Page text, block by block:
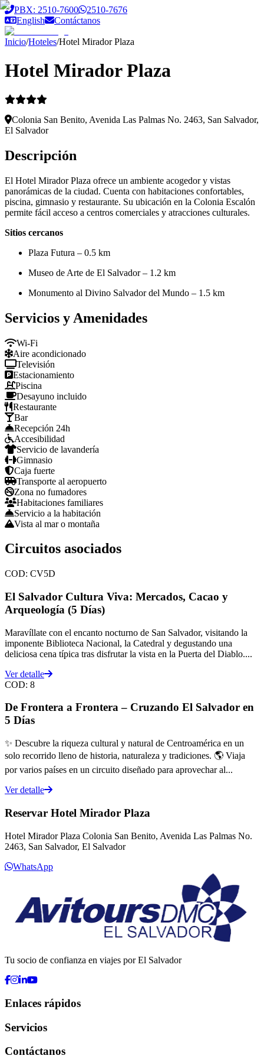
Saltar al contenido principal
PBX: 2510-7600
2510-7676
English
Contáctanos
Inicio/Hoteles/Hotel Mirador Plaza
Hotel Mirador Plaza
Colonia San Benito, Avenida Las Palmas No. 2463, San Salvador,
El Salvador
Descripción
El Hotel Mirador Plaza ofrece un ambiente acogedor y vistas
panorámicas de la ciudad. Cuenta con habitaciones confortables,
piscina, gimnasio y restaurante. Su ubicación en la Colonia Escalón
permite fácil acceso a centros comerciales y atracciones culturales.
Sitios cercanos
Plaza Futura – 0.5 km
Museo de Arte de El Salvador – 1.2 km
Monumento al Divino Salvador del Mundo – 1.5 km
Servicios y Amenidades
Wi-Fi
Aire acondicionado
Televisión
Estacionamiento
Piscina
Desayuno incluido
Restaurante
Bar
Recepción 24h
Accesibilidad
Servicio de lavandería
Gimnasio
Caja fuerte
Transporte al aeropuerto
Zona no fumadores
Habitaciones familiares
Servicio a la habitación
Vista al mar o montaña
Circuitos asociados
COD: CV5D
El Salvador Cultura Viva: Mercados, Cacao y
Arqueología (5 Días)
Maravíllate con el encanto nocturno de San Salvador, visitando la
imponente Biblioteca Nacional, la Catedral y degustando una
deliciosa cena típica tras disfrutar la vista en la Puerta del Diablo....
Ver detalle
COD: 8
De Frontera a Frontera – Cruzando El Salvador en
5 Días
✨ Descubre la riqueza cultural y natural de Centroamérica en un
solo recorrido lleno de historia, naturaleza y tradiciones. 🌎 Viaja
por varios países en un circuito diseñado para aprovechar al...
Ver detalle
Reservar Hotel Mirador Plaza
Hotel Mirador Plaza Colonia San Benito, Avenida Las Palmas No.
2463, San Salvador, El Salvador
WhatsApp
Tu socio de confianza en viajes por El Salvador
Enlaces rápidos
Servicios
Contáctanos